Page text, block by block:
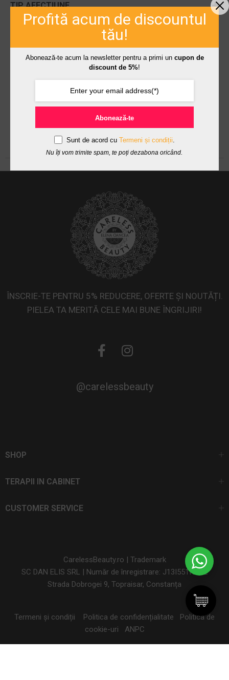
Pachete vară
TIP AFECTIUNE
Acnee si rozacee
Dermatita & cuperoza
Riduri
Ten acneic
ÎNSCRIE-TE PENTRU 5% REDUCERE, OFERTE ȘI NOUTĂȚI.
PIELEA TA MERITĂ CELE MAI BUNE ÎNGRIJIRI!
@carelessbeauty
SHOP
TERAPII IN CABINET
CUSTOMER SERVICE
CarelessBeauty.ro | Trademark
SC DAN ELIS SRL | Număr de înregistrare: J13I551I1992
Strada Dobrogei 9, Topraisar, Constanța
Termeni și condiții Politica de confidențialitate
Politica de
cookie-uri
ANPC
Profită acum de discountul
tău!
Abonează-te acum la newsletter pentru a primi un cupon de
discount de 5%!
Abonează-te
Sunt de acord cu Termeni și condiții.
Nu îți vom trimite spam, te poți dezabona oricând.